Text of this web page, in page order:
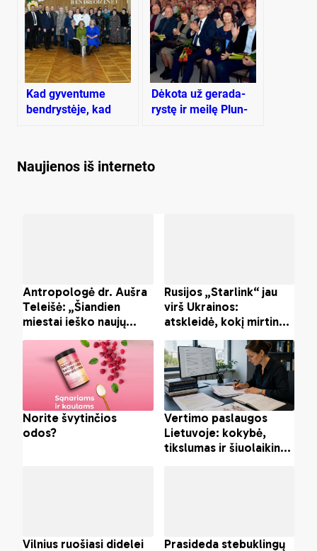
Kad gyventume
bendrystėje, kad
Dė­ko­ta už ge­ra­da­
rys­tę ir mei­lę Plun­
Naujienos iš interneto